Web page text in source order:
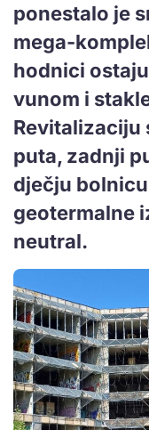
ponestalo je
mega-
hodnici
vunom i
Revitalizaciju
puta, zadnji
dječju
geotermalne
neutral.